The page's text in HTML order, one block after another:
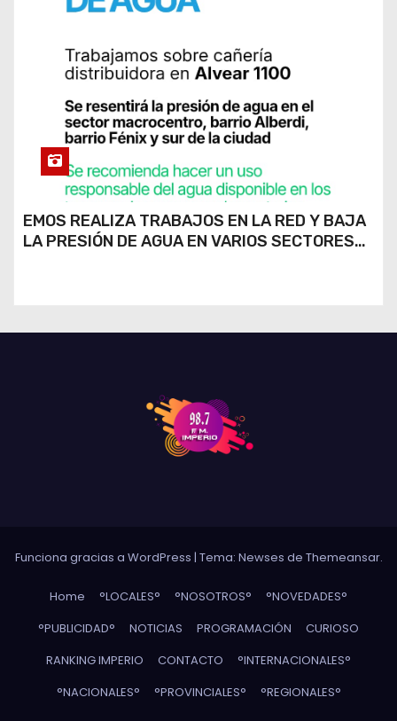
EMOS REALIZA TRABAJOS EN LA RED Y BAJA
LA PRESIÓN DE AGUA EN VARIOS SECTORES
Funciona gracias a WordPress | Tema: Newses de Themeansar.
Home °LOCALES° °NOSOTROS°
°NOVEDADES°
°PUBLICIDAD°
NOTICIAS PROGRAMACIÓN
CURIOSO
RANKING IMPERIO
CONTACTO
°INTERNACIONALES°
°NACIONALES°
°PROVINCIALES° °REGIONALES°